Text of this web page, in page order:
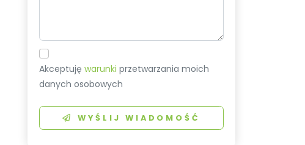
Akceptujęwarunki przetwarzania moich
danych osobowych
WYŚLIJ WIADOMOŚĆ